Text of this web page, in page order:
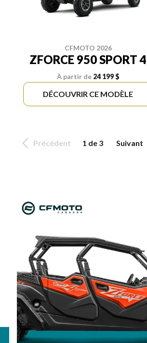
CFMOTO 2026
ZFORCE 950 SPORT 4
À partir de 24 199 $
DÉCOUVRIR CE MODÈLE
Précédent 1 de 3 Suivant